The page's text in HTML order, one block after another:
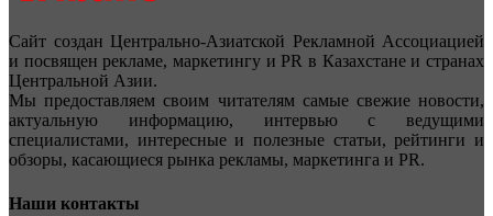
Сайт создан Центрально-Азиатской Рекламной Ассоциацией
и посвящен рекламе, маркетингу и PR в Казахстане и странах
Центральной Азии.
Мы предоставляем своим читателям самые свежие новости,
актуальную информацию, интервью с ведущими
специалистами, интересные и полезные статьи, рейтинги и
обзоры, касающиеся рынка рекламы, маркетинга и PR.
Наши контакты